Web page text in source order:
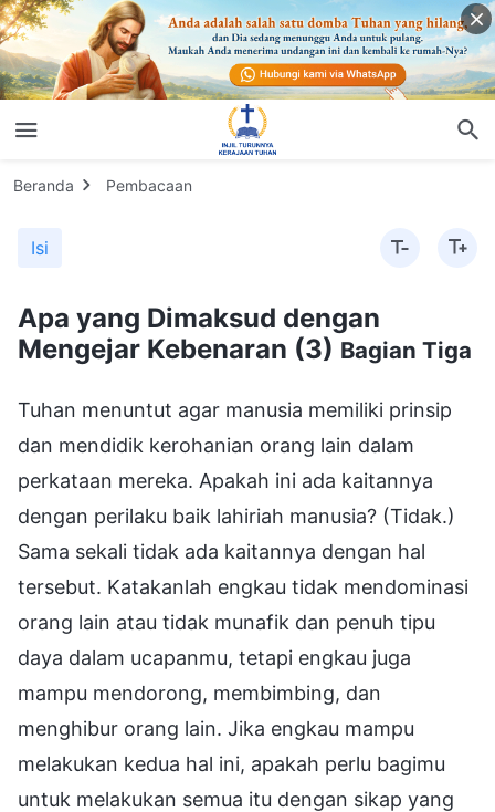
Beranda Pembacaan
Isi
Apa yang Dimaksud dengan
Mengejar Kebenaran (3) Bagian Tiga
Tuhan menuntut agar manusia memiliki prinsip
dan mendidik kerohanian orang lain dalam
perkataan mereka. Apakah ini ada kaitannya
dengan perilaku baik lahiriah manusia? (Tidak.)
Sama sekali tidak ada kaitannya dengan hal
tersebut. Katakanlah engkau tidak mendominasi
orang lain atau tidak munafik dan penuh tipu
daya dalam ucapanmu, tetapi engkau juga
mampu mendorong, membimbing, dan
menghibur orang lain. Jika engkau mampu
melakukan kedua hal ini, apakah perlu bagimu
untuk melakukan semua itu dengan sikap yang